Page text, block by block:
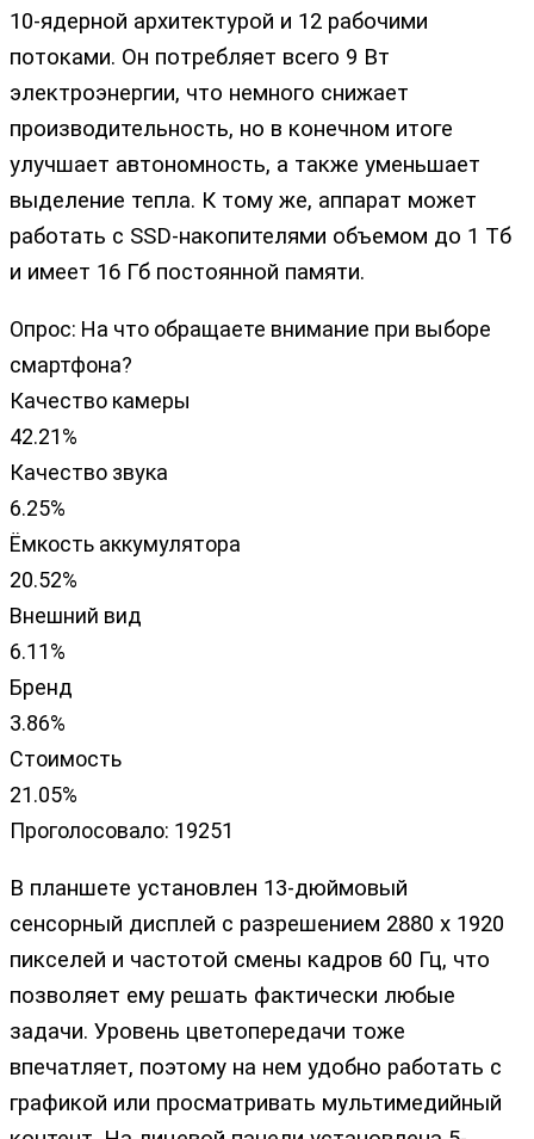
10-ядерной архитектурой и 12 рабочими
потоками. Он потребляет всего 9 Вт
электроэнергии, что немного снижает
производительность, но в конечном итоге
улучшает автономность, а также уменьшает
выделение тепла. К тому же, аппарат может
работать с SSD-накопителями объемом до 1 Тб
и имеет 16 Гб постоянной памяти.
Опрос: На что обращаете внимание при выборе
смартфона?
Качество камеры
42.21%
Качество звука
6.25%
Ёмкость аккумулятора
20.52%
Внешний вид
6.11%
Бренд
3.86%
Стоимость
21.05%
Проголосовало: 19251
В планшете установлен 13-дюймовый
сенсорный дисплей с разрешением 2880 х 1920
пикселей и частотой смены кадров 60 Гц, что
позволяет ему решать фактически любые
задачи. Уровень цветопередачи тоже
впечатляет, поэтому на нем удобно работать с
графикой или просматривать мультимедийный